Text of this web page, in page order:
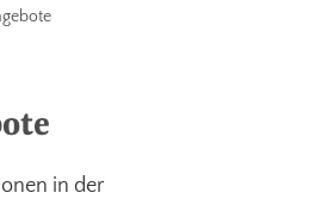
in der